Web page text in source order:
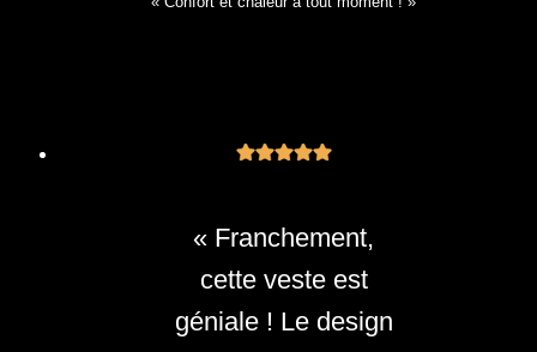
« Franchement,
cette veste est
géniale ! Le design